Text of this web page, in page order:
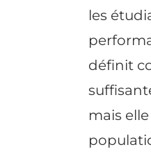
les
définit
mais